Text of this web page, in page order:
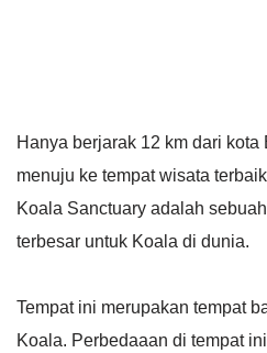
Hanya berjarak 12 km dari
menuju ke tempat wisata
Koala Sanctuary adalah
terbesar untuk Koala di dunia.
Tempat ini merupakan tempat
Koala. Perbedaaan di tempat